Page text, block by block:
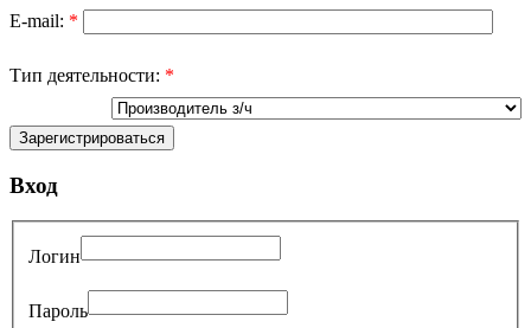
E-mail: *
Тип деятельности: *
Вход
Логин
Пароль